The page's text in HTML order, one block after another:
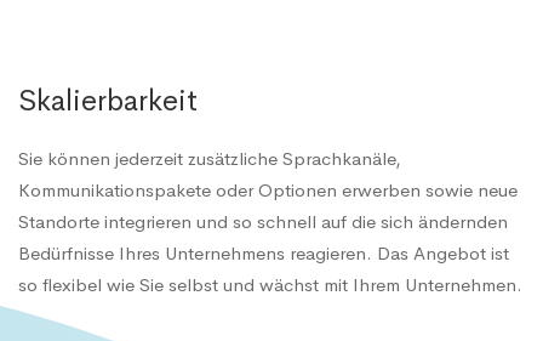
Skalierbarkeit
Sie können jederzeit zusätzliche Sprachkanäle,
Kommunikationspakete oder Optionen erwerben sowie neue
Standorte integrieren und so schnell auf die sich ändernden
Bedürfnisse Ihres Unternehmens reagieren. Das Angebot ist
so flexibel wie Sie selbst und wächst mit Ihrem Unternehmen.